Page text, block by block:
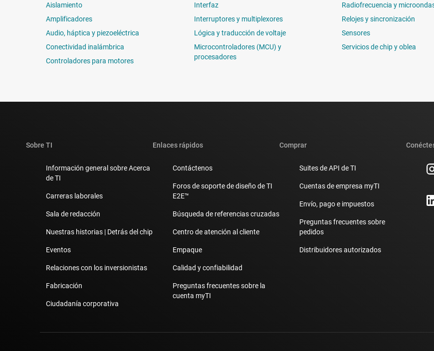
Aislamiento
Amplificadores
Audio, háptica y piezoeléctrica
Conectividad inalámbrica
Controladores para motores
Interfaz
Interruptores y multiplexores
Lógica y traducción de voltaje
Microcontroladores (MCU) y
procesadores
Radiofrecuencia y
Relojes y sincronización
Sensores
Servicios de chip y oblea
Sobre TI
Información general sobre Acerca
de TI
Carreras laborales
Sala de redacción
Nuestras historias | Detrás del chip
Eventos
Relaciones con los inversionistas
Fabricación
Ciudadanía corporativa
Enlaces rápidos
Contáctenos
Foros de soporte de diseño de TI
E2E™
Búsqueda de referencias cruzadas
Centro de atención al cliente
Empaque
Calidad y confiabilidad
Preguntas frecuentes sobre la
cuenta myTI
Comprar
Suites de API de TI
Cuentas de empresa myTI
Envío, pago e impuestos
Preguntas frecuentes sobre
pedidos
Distribuidores autorizados